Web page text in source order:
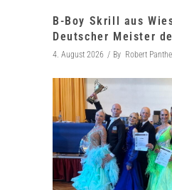
B-Boy Skrill aus
Deutscher Meister
4. August 2026 By Robert